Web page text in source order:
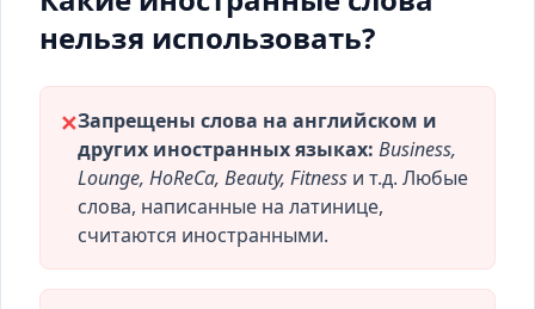
нельзя использовать?
✕Запрещены слова на английском и
других иностранных языках: Business,
Lounge, HoReCa, Beauty, Fitness и т.д. Любые
слова, написанные на латинице,
считаются иностранными.